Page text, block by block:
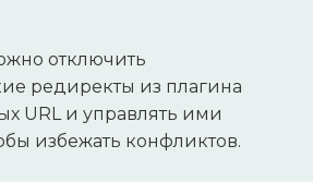
отключить
редиректы из плагина
URL и управлять ими
избежать конфликтов.